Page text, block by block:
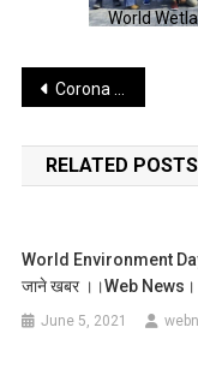
World
Post
navigation
Corona update : आज 2071 कोरोना संक्रमित हुए, 7051 लोग हुए ठीक,जाने जिलेवार रिपोर्ट ।।web news।।
RELATED POSTS
World Environment Day
जाने खबर ।।web
June 5, 2021